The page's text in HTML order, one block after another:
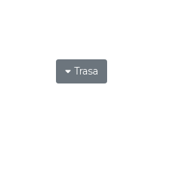
Trasa